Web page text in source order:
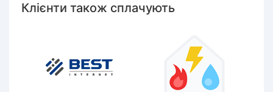
Клієнти також сплачують